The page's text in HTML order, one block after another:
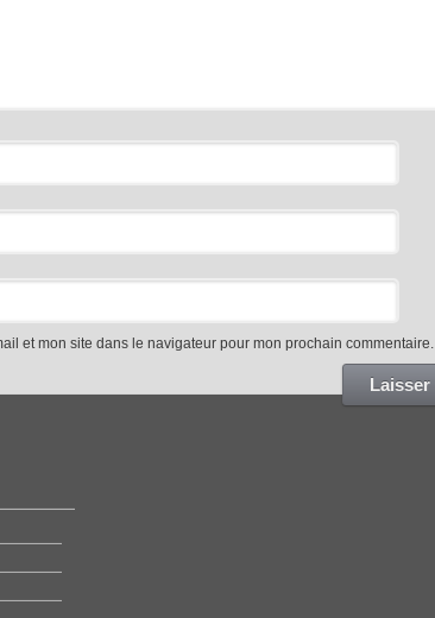
et mon site dans le navigateur pour mon prochain commentaire.